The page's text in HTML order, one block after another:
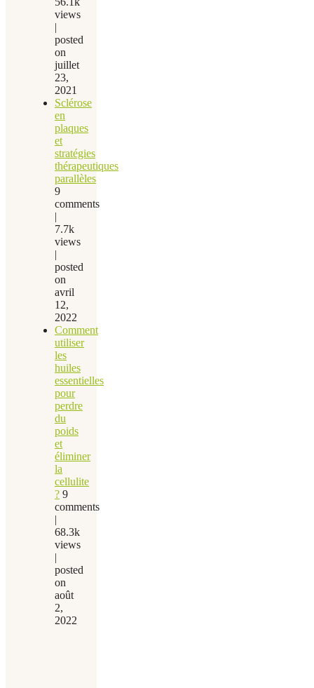
views
|
posted
on
juillet
23,
2021
Sclérose
en
plaques
et
stratégies
thérapeutiques
parallèles
9
comments
|
7.7k
views
|
posted
on
avril
12,
2022
Comment
utiliser
les
huiles
essentielles
pour
perdre
du
poids
et
éliminer
la
cellulite
? 9
comments
|
68.3k
views
|
posted
on
août
2,
2022